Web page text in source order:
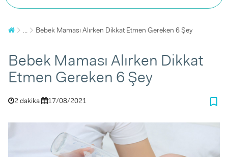
... Bebek Maması Alırken Dikkat Etmen Gereken 6 Şey
Bebek Maması Alırken Dikkat
Etmen Gereken 6 Şey
2 dakika 17/08/2021 bookmark_border